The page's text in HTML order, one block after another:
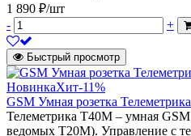
1 890 ₽/шт
-
+
Быстрый просмотр
НовинкаХит-11%
GSM Умная розетка
Телеметрика Т40М – умная GSM
ведомых Т20М). Управление с